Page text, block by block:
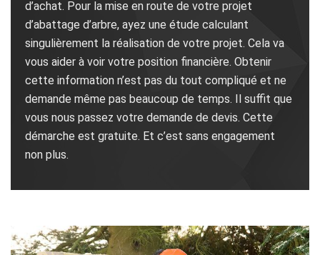
d’achat. Pour la mise en route de votre projet
d’abattage d’arbre, ayez une étude calculant
singulièrement la réalisation de votre projet. Cela va
vous aider à voir votre position financière. Obtenir
cette information n’est pas du tout compliqué et ne
demande même pas beaucoup de temps. Il suffit que
vous nous passez votre demande de devis. Cette
démarche est gratuite. Et c’est sans engagement
non plus.